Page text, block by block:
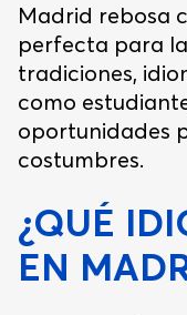
Madrid rebosa
perfecta para
tradiciones,
como
oportunidades
costumbres.
¿QUÉ
EN